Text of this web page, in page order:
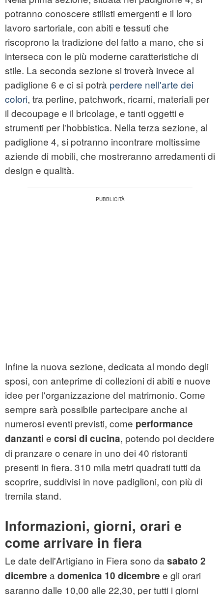
potranno conoscere stilisti emergenti e il loro
lavoro sartoriale, con abiti e tessuti che
riscoprono la tradizione del fatto a mano, che si
interseca con le più moderne caratteristiche di
stile. La seconda sezione si troverà invece al
padiglione 6 e ci si potrà perdere nell'arte dei
colori, tra perline, patchwork, ricami, materiali per
il decoupage e il bricolage, e tanti oggetti e
strumenti per l'hobbistica. Nella terza sezione, al
padiglione 4, si potranno incontrare moltissime
aziende di mobili, che mostreranno arredamenti di
design e qualità.
Infine la nuova sezione, dedicata al mondo degli
sposi, con anteprime di collezioni di abiti e nuove
idee per l'organizzazione del matrimonio. Come
sempre sarà possibile partecipare anche ai
numerosi eventi previsti, come performance
danzanti e corsi di cucina, potendo poi decidere
di pranzare o cenare in uno dei 40 ristoranti
presenti in fiera. 310 mila metri quadrati tutti da
scoprire, suddivisi in nove padiglioni, con più di
tremila stand.
Informazioni, giorni, orari e
come arrivare in fiera
Le date dell'Artigiano in Fiera sono da sabato 2
dicembre a domenica 10 dicembre e gli orari
saranno dalle 10,00 alle 22,30, per tutti i giorni